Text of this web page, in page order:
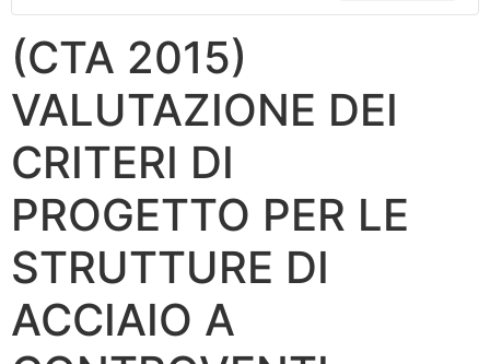
(CTA 2015)
VALUTAZIONE DEI
CRITERI DI
PROGETTO PER LE
STRUTTURE DI
ACCIAIO A